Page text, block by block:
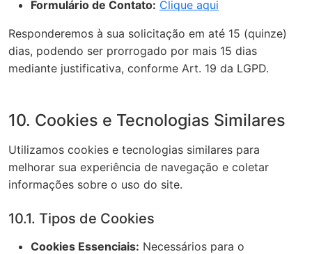
Formulário de Contato: Clique aqui
Responderemos à sua solicitação em até 15 (quinze)
dias, podendo ser prorrogado por mais 15 dias
mediante justificativa, conforme Art. 19 da LGPD.
10. Cookies e Tecnologias Similares
Utilizamos cookies e tecnologias similares para
melhorar sua experiência de navegação e coletar
informações sobre o uso do site.
10.1. Tipos de Cookies
Cookies Essenciais: Necessários para o